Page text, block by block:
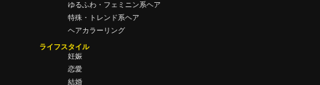
ゆるふわ・フェミニン系ヘア
特殊・トレンド系ヘア
ヘアカラーリング
ライフスタイル
妊娠
恋愛
結婚